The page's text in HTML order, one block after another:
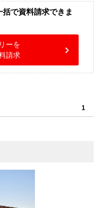
括で資料請求できま
ーを
請求
1